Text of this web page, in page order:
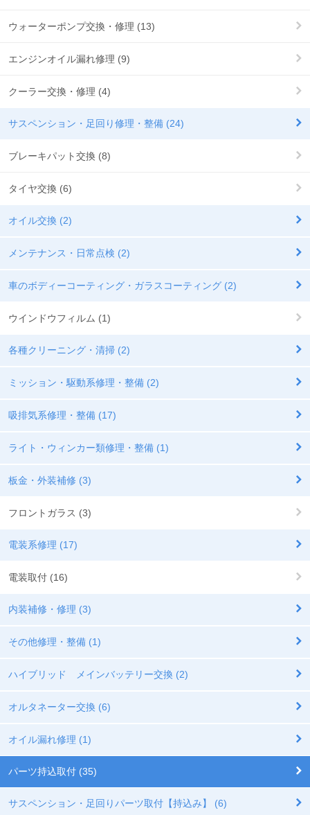
ウォーターポンプ交換・修理 (13)
エンジンオイル漏れ修理 (9)
クーラー交換・修理 (4)
サスペンション・足回り修理・整備 (24)
ブレーキパット交換 (8)
タイヤ交換 (6)
オイル交換 (2)
メンテナンス・日常点検 (2)
車のボディーコーティング・ガラスコーティング (2)
ウインドウフィルム (1)
各種クリーニング・清掃 (2)
ミッション・駆動系修理・整備 (2)
吸排気系修理・整備 (17)
ライト・ウィンカー類修理・整備 (1)
板金・外装補修 (3)
フロントガラス (3)
電装系修理 (17)
電装取付 (16)
内装補修・修理 (3)
その他修理・整備 (1)
ハイブリッド メインバッテリー交換 (2)
オルタネーター交換 (6)
オイル漏れ修理 (1)
パーツ持込取付 (35)
サスペンション・足回りパーツ取付【持込み】 (6)